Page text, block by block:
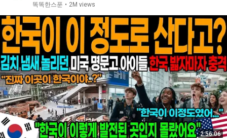
체통합
똑똑한스푼 • 2M views
2:56:06